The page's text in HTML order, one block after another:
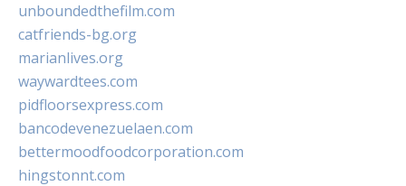
unboundedthefilm.com
catfriends-bg.org
marianlives.org
waywardtees.com
pidfloorsexpress.com
bancodevenezuelaen.com
bettermoodfoodcorporation.com
hingstonnt.com